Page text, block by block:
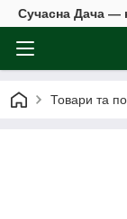
Сучасна Дача —
Товари та